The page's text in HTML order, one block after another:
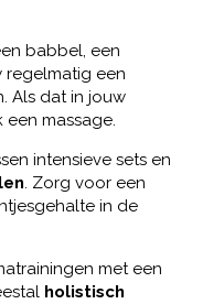
babbel, een
een
Als dat in jouw
massage.
intensieve sets en
. Zorg voor een
in de
met een
holistisch